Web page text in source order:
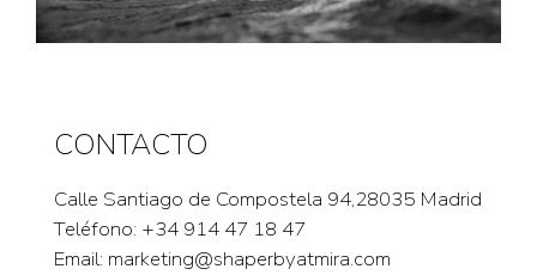
CONTACTO
Calle Santiago de Compostela 94,28035 Madrid
Teléfono: +34 914 47 18 47
Email: marketing@shaperbyatmira.com